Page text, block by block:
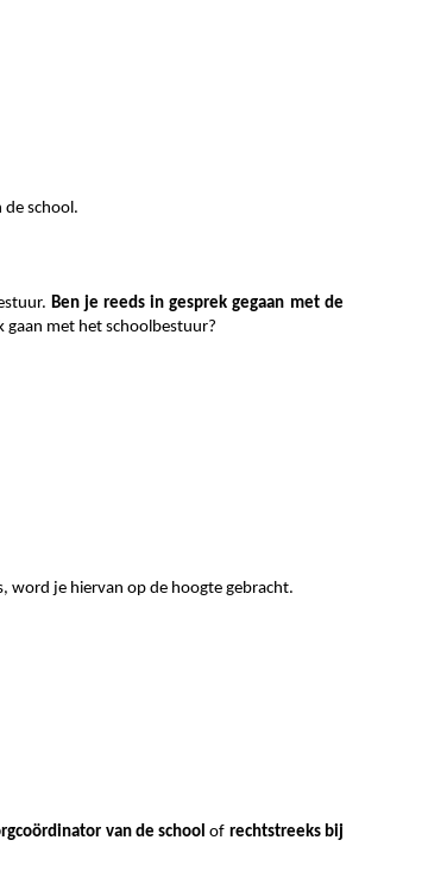
de school.
Ben je reeds in gesprek gegaan met de
gaan met het schoolbestuur?
word je hiervan op de hoogte gebracht.
van de school of rechtstreeks bij